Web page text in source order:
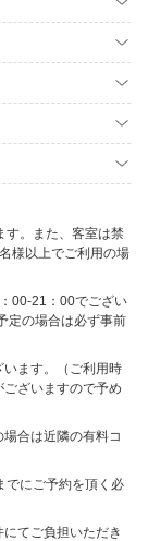
す。また、客室は禁
様以上でご利用の場
00-21：00でござい
定の場合は必ず事前
ます。（ご利用時
ざいますので予め
合は近隣の有料コ
でにご予約を頂く必
てご負担いただき